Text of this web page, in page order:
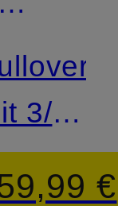
3/4-
€